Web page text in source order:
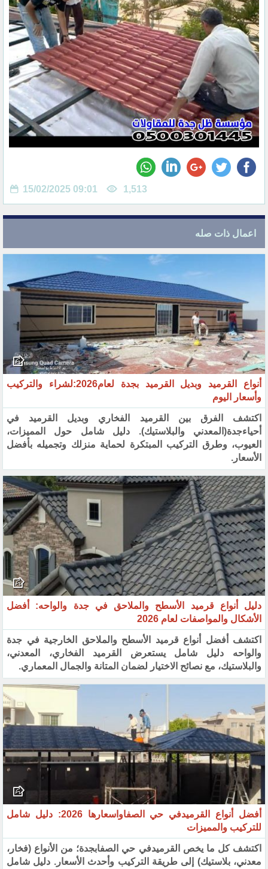
15/02/2025 09:01 1,513
اعمال ذات صله
أنواع القرميد وبديل القرميد بجدة لعام2026:لشراء والتركيب
وأسعار اليوم
اكتشف الفرق بين القرميد الفخاري وبديل القرميد في
أحياءجدة(المعدني والبلاستيك). دليل شامل حول المميزات،
العيوب، وطرق التركيب المبتكرة لحماية منزلك وتجميله بأفضل
الأسعار.
دليل أنواع قرميد الأسطح والملاحق في جدة والواحه: أفضل
الأشكال والمواصفات لعام 2026
اكتشف أفضل أنواع قرميد الأسطح والملاحق الخارجية في جدة
والواحه دليل شامل يستعرض القرميد الفخاري، المعدني،
والبلاستيك، مع نصائح الاختيار لضمان المتانة والجمال المعماري.
أفضل أنواع القرميدفي حي الصفاواسعارها 2026: دليل شامل
للتركيب والمميزات
اكتشف كل ما يخص القرميدفي حي الصفابجدة؛ من الأنواع (فخار،
معدني، بلاستيك) إلى طريقة التركيب وأحدث الأسعار. دليل شامل